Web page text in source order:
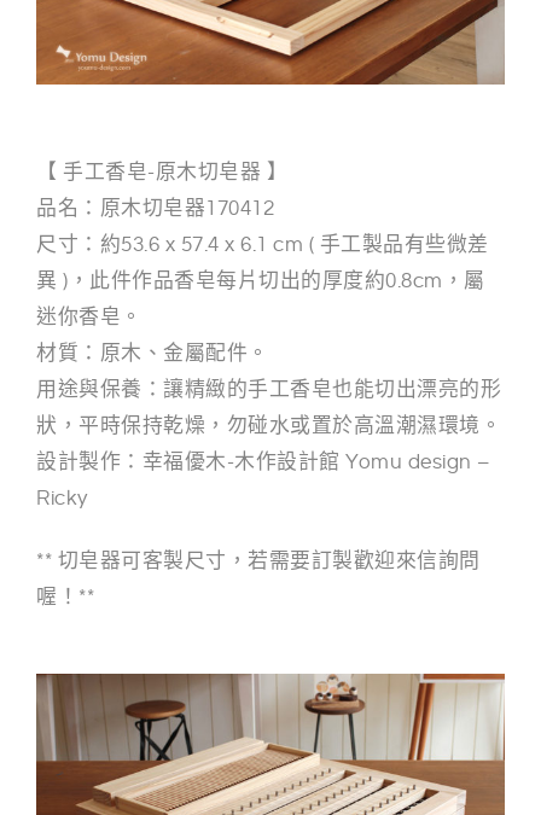
【 手工香皂-原木切皂器 】
品名：原木切皂器170412
尺寸：約53.6 x 57.4 x 6.1 cm ( 手工製品有些微差
異 )，此件作品香皂每片切出的厚度約0.8cm，屬
迷你香皂。
材質：原木、金屬配件。
用途與保養：讓精緻的手工香皂也能切出漂亮的形
狀，平時保持乾燥，勿碰水或置於高溫潮濕環境。
設計製作：幸福優木-木作設計館 Yomu design –
Ricky
** 切皂器可客製尺寸，若需要訂製歡迎來信詢問
喔！**